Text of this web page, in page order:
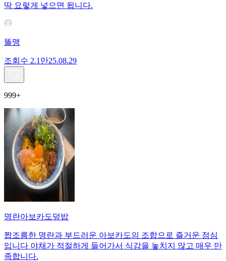
딱 요렇게 넣으면 됩니다.
똘맹
조회수 2.1만25.08.29
999+
명란아보카도덮밥
짭조름한 명란과 부드러운 아보카도의 조합으로 즐거운 점심
입니다 야채가 적절하게 들어가서 식감을 놓치지 않고 매우 만
족합니다.